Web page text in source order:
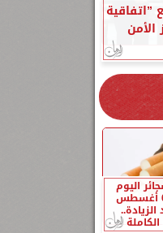
”اتفاقية
الأمن
اليوم
الخميس 6 أغسطس
الزيادة..